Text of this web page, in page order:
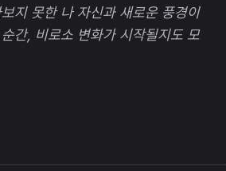
지 못한 나 자신과 새로운 풍경이
간, 비로소 변화가 시작될지도 모